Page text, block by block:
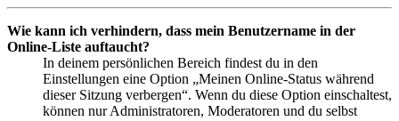
Wie kann ich verhindern, dass mein Benutzername in der
Online-Liste auftaucht?
In deinem persönlichen Bereich findest du in den
Einstellungen eine Option „Meinen Online-Status während
dieser Sitzung verbergen“. Wenn du diese Option einschaltest,
können nur Administratoren, Moderatoren und du selbst